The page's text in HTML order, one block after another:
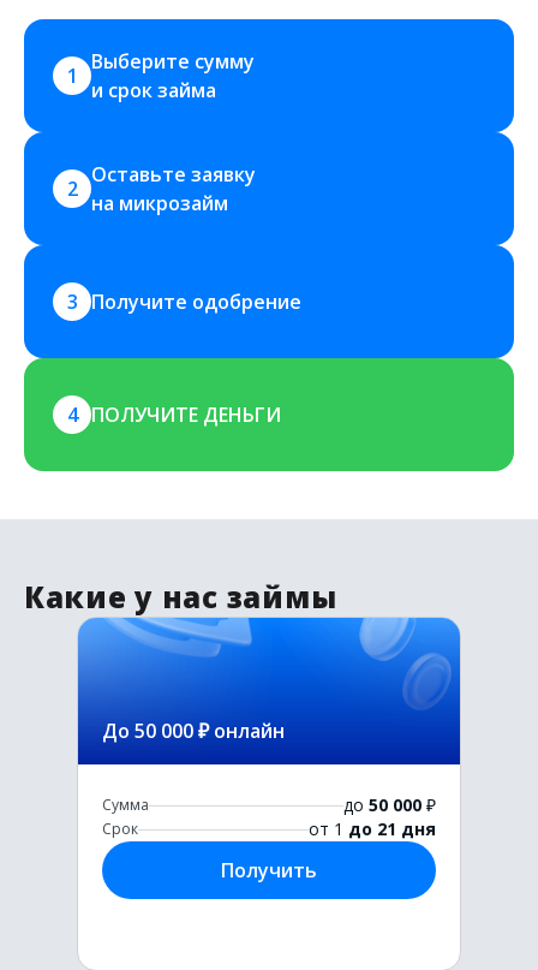
1
Выберите сумму
и срок займа
2
Оставьте заявку
на микрозайм
3 Получите одобрение
4 ПОЛУЧИТЕ ДЕНЬГИ
Какие у нас займы
До 50 000 ₽ онлайн
Сумма до 50 000 ₽
Срок от 1 до 21 дня
Получить